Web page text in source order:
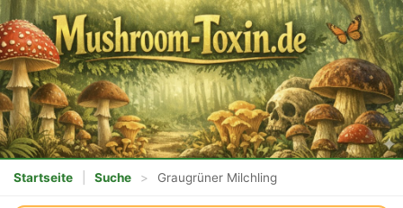
Startseite Suche > Graugrüner Milchling